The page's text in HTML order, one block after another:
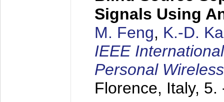
Signals Using
M. Feng, K.-D.
IEEE
Personal
Florence, Italy, 5.